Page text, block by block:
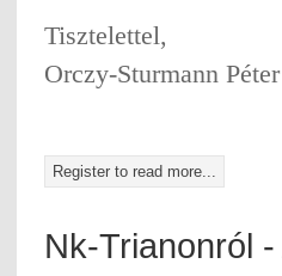
Tisztelettel,
Orczy-Sturmann Péter
Register to read more...
Nk-Trianonról